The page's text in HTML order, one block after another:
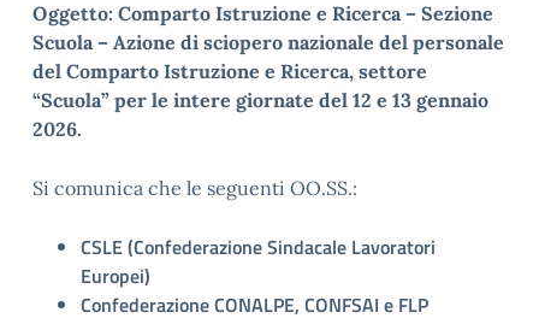
Oggetto: Comparto Istruzione e Ricerca – Sezione
Scuola – Azione di sciopero nazionale del personale
del Comparto Istruzione e Ricerca, settore
“Scuola” per le intere giornate del 12 e 13 gennaio
2026.
Si comunica che le seguenti OO.SS.:
CSLE (Confederazione Sindacale Lavoratori
Europei)
Confederazione CONALPE, CONFSAI e FLP